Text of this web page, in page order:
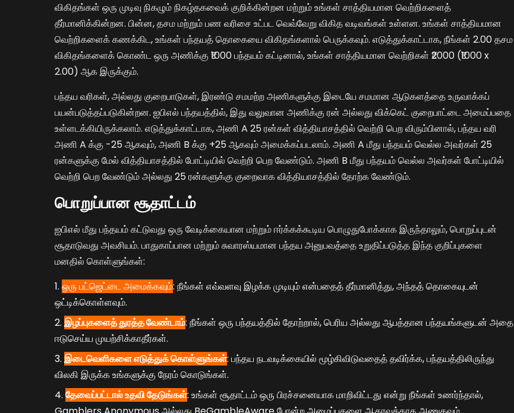
விகிதங்கள் ஒரு முடிவு நிகழும் நிகழ்தகவைக் குறிக்கின்றன மற்றும் உங்கள் சாத்தியமான வெற்றிகளைத்
தீர்மானிக்கின்றன. பின்ன, தசம மற்றும் பண வரிசை உட்பட வெவ்வேறு விகித வடிவங்கள் உள்ளன. உங்கள் சாத்தியமான
வெற்றிகளைக் கணக்கிட, உங்கள் பந்தயத் தொகையை விகிதங்களால் பெருக்கவும். எடுத்துக்காட்டாக, நீங்கள் 2.00 தசம
விகிதங்களைக் கொண்ட ஒரு அணிக்கு ₹1000 பந்தயம் கட்டினால், உங்கள் சாத்தியமான வெற்றிகள் ₹2000 (₹1000 x
2.00) ஆக இருக்கும்.
பந்தய வரிகள், அல்லது குறைபாடுகள், இரண்டு சமமற்ற அணிகளுக்கு இடையே சமமான ஆடுகளத்தை உருவாக்கப்
பயன்படுத்தப்படுகின்றன. ஐபிஎல் பந்தயத்தில், இது வலுவான அணிக்கு ரன் அல்லது விக்கெட் குறைபாட்டை அமைப்பதை
உள்ளடக்கியிருக்கலாம். எடுத்துக்காட்டாக, அணி A 25 ரன்கள் வித்தியாசத்தில் வெற்றி பெற விரும்பினால், பந்தய வரி
அணி A க்கு -25 ஆகவும், அணி B க்கு +25 ஆகவும் அமைக்கப்படலாம். அணி A மீது பந்தயம் வெல்ல அவர்கள் 25
ரன்களுக்கு மேல் வித்தியாசத்தில் போட்டியில் வெற்றி பெற வேண்டும். அணி B மீது பந்தயம் வெல்ல அவர்கள் போட்டியில்
வெற்றி பெற வேண்டும் அல்லது 25 ரன்களுக்கு குறைவாக வித்தியாசத்தில் தோற்க வேண்டும்.
பொறுப்பான சூதாட்டம்
ஐபிஎல் மீது பந்தயம் கட்டுவது ஒரு வேடிக்கையான மற்றும் ஈர்க்கக்கூடிய பொழுதுபோக்காக இருந்தாலும், பொறுப்புடன்
சூதாடுவது அவசியம். பாதுகாப்பான மற்றும் சுவாரஸ்யமான பந்தய அனுபவத்தை உறுதிப்படுத்த இந்த குறிப்புகளை
மனதில் கொள்ளுங்கள்:
ஒரு பட்ஜெட்டை அமைக்கவும்: நீங்கள் எவ்வளவு இழக்க முடியும் என்பதைத் தீர்மானித்து, அந்தத் தொகையுடன்
ஒட்டிக்கொள்ளவும்.
இழப்புகளைத் துரத்த வேண்டாம்: நீங்கள் ஒரு பந்தயத்தில் தோற்றால், பெரிய அல்லது ஆபத்தான பந்தயங்களுடன் அதை
ஈடுசெய்ய முயற்சிக்காதீர்கள்.
இடைவெளிகளை எடுத்துக் கொள்ளுங்கள்: பந்தய நடவடிக்கையில் மூழ்கிவிடுவதைத் தவிர்க்க, பந்தயத்திலிருந்து
விலகி இருக்க உங்களுக்கு நேரம் கொடுங்கள்.
தேவைப்பட்டால் உதவி தேடுங்கள்: உங்கள் சூதாட்டம் ஒரு பிரச்சனையாக மாறிவிட்டது என்று நீங்கள் உணர்ந்தால்,